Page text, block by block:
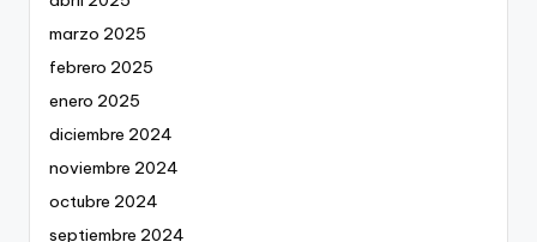
marzo 2025
febrero 2025
enero 2025
diciembre 2024
noviembre 2024
octubre 2024
septiembre 2024